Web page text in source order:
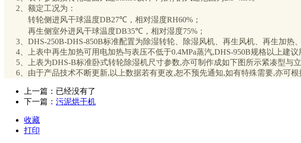
2、额定工况为：
转轮侧进风干球温度DB27℃，相对湿度RH60%；
再生侧室外进风干球温度DB35℃，相对湿度75%；
3、DHS-250B-DHS-850B标准配置为除湿转轮、除湿风机、再生风机、再生加热
4、上表中再生加热可用电加热与表压不低于0.4MPa蒸汽,DHS-950B规格以上建
5、上表为DHS-B标准卧式转轮除湿机尺寸参数,亦可制作成如下图所示紧凑型与
6、由于产品技术不断更新,以上数据若有更改,恕不预先通知,如有特殊需要,亦可根
上一篇：已经没有了
下一篇： 污泥烘干机
收藏
打印